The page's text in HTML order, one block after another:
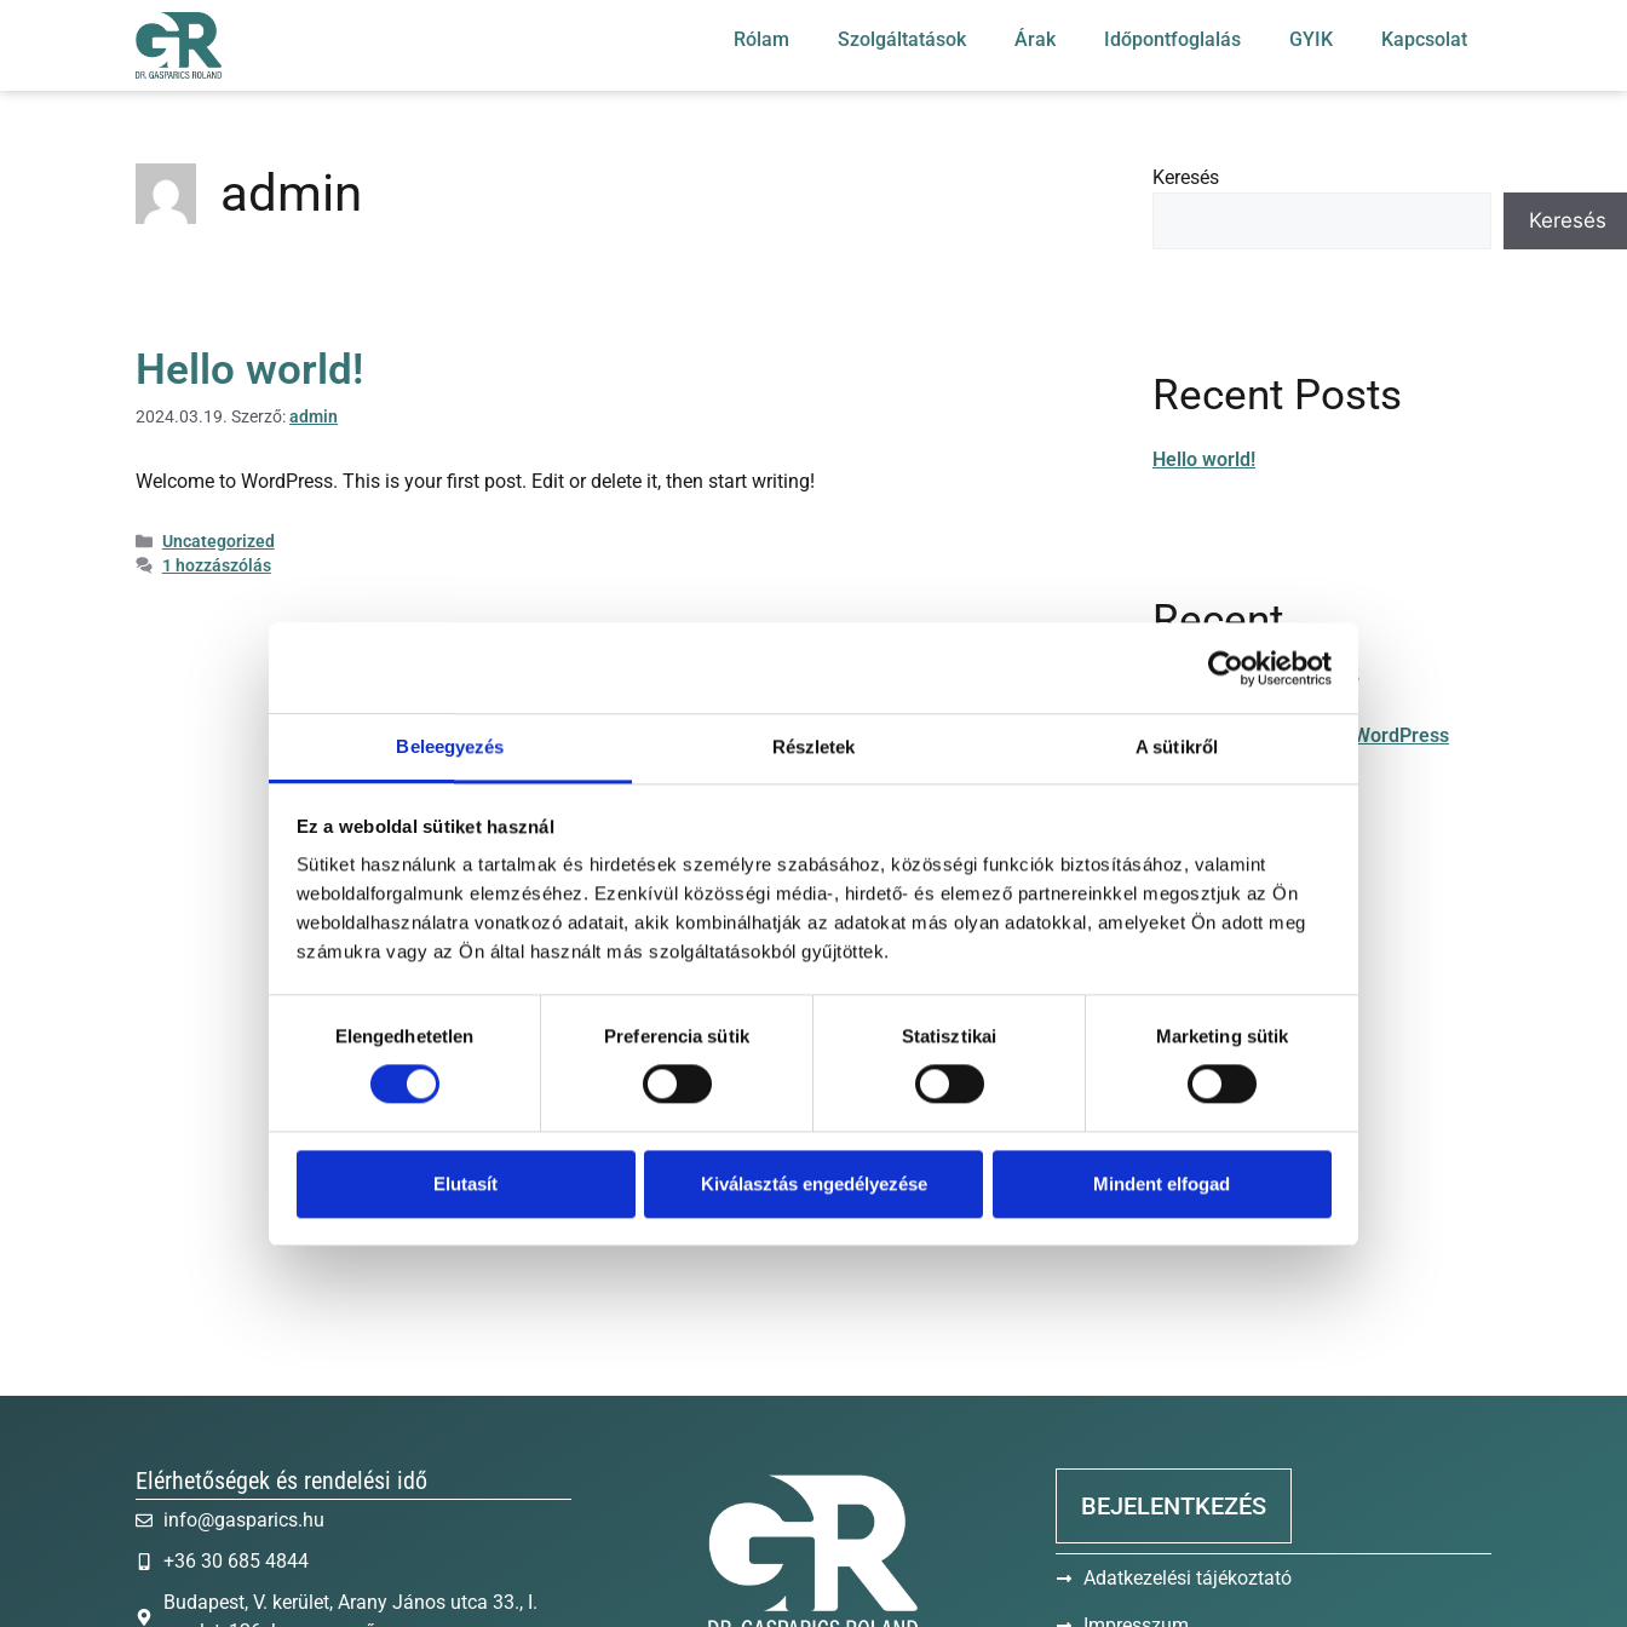
Beleegyezés Részletek A sütikről
Ez a weboldal sütiket használ
Sütiket használunk a tartalmak és hirdetések személyre szabásához, közösségi funkciók biztosításához, valamint
weboldalforgalmunk elemzéséhez. Ezenkívül közösségi média-, hirdető- és elemező partnereinkkel megosztjuk az Ön
weboldalhasználatra vonatkozó adatait, akik kombinálhatják az adatokat más olyan adatokkal, amelyeket Ön adott meg
számukra vagy az Ön által használt más szolgáltatásokból gyűjtöttek.
kiválasztásaElengedhetetlen Preferencia sütik Statisztikai Marketing sütik
Elutasít Kiválasztás engedélyezése Mindent elfogad
Rólam Szolgáltatások Árak Időpontfoglalás GYIK Kapcsolat
admin
Hello world!
2024.03.19. Szerző:admin
Welcome to WordPress. This is your first post. Edit or delete it, then start writing!
Uncategorized
1 hozzászólás
Keresés
Keresés
Recent Posts
Hello world!
Recent
Comments
Hello world!
A WordPress
Elérhetőségek és rendelési idő
info@gasparics.hu
+36 30 685 4844
Budapest, V. kerület, Arany János utca 33., I.
BEJELENTKEZÉS
Adatkezelési tájékoztató